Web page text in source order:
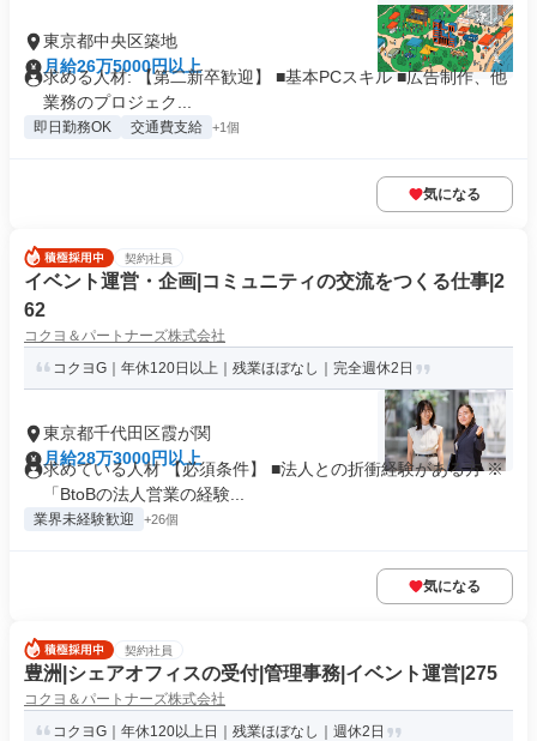
東京都中央区築地
月給26万5000円以上
求める人材: 【第二新卒歓迎】 ■基本PCスキル ■広告制作、他
業務のプロジェク...
即日勤務OK 交通費支給 +1個
気になる
契約社員
イベント運営・企画|コミュニティの交流をつくる仕事|2
62
コクヨ＆パートナーズ株式会社
コクヨG｜年休120日以上｜残業ほぼなし｜完全週休2日
東京都千代田区霞が関
月給28万3000円以上
求めている人材 【必須条件】 ■法人との折衝経験がある方 ※
「BtoBの法人営業の経験...
業界未経験歓迎 +26個
気になる
契約社員
豊洲|シェアオフィスの受付|管理事務|イベント運営|275
コクヨ＆パートナーズ株式会社
コクヨG｜年休120以上日｜残業ほぼなし｜週休2日